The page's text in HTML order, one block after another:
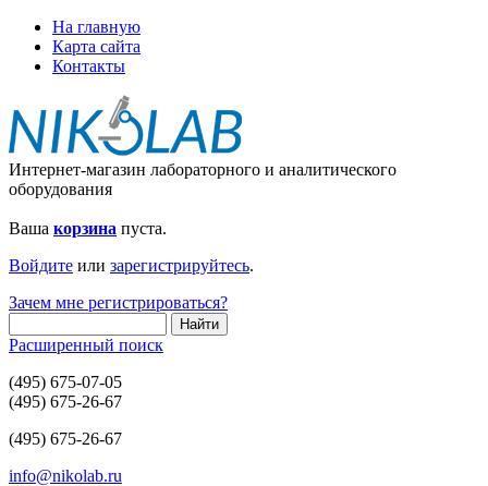
На главную
Карта сайта
Контакты
Интернет-магазин лабораторного и аналитического
оборудования
Ваша корзина пуста.
Войдите или зарегистрируйтесь.
Зачем мне регистрироваться?
Расширенный поиск
(495) 675-07-05
(495) 675-26-67
(495) 675-26-67
info@nikolab.ru